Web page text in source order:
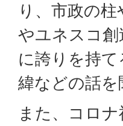
り、市政の
やユネスコ
に誇りを持
緯などの話
また、コロ